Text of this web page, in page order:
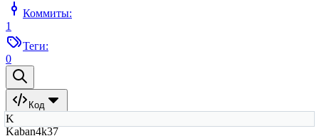
Коммиты:
1
Теги:
0
Код
K
Kaban4k37